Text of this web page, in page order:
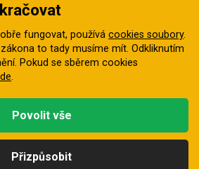
digitální agentura FEO
fungovat, používá cookies soubory.
to tady musíme mít. Odkliknutím
Pokud se sběrem cookies
.
Přizpůsobit
Povolit vše